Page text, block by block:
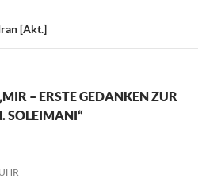
[Akt.]
– ERSTE GEDANKEN ZUR
SOLEIMANI“